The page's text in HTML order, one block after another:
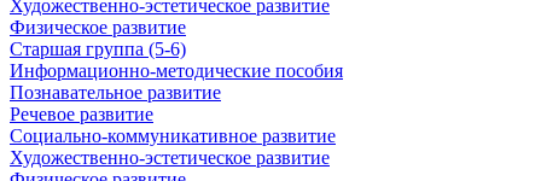
Художественно-эстетическое развитие
Физическое развитие
Старшая группа (5-6)
Информационно-методические пособия
Познавательное развитие
Речевое развитие
Социально-коммуникативное развитие
Художественно-эстетическое развитие